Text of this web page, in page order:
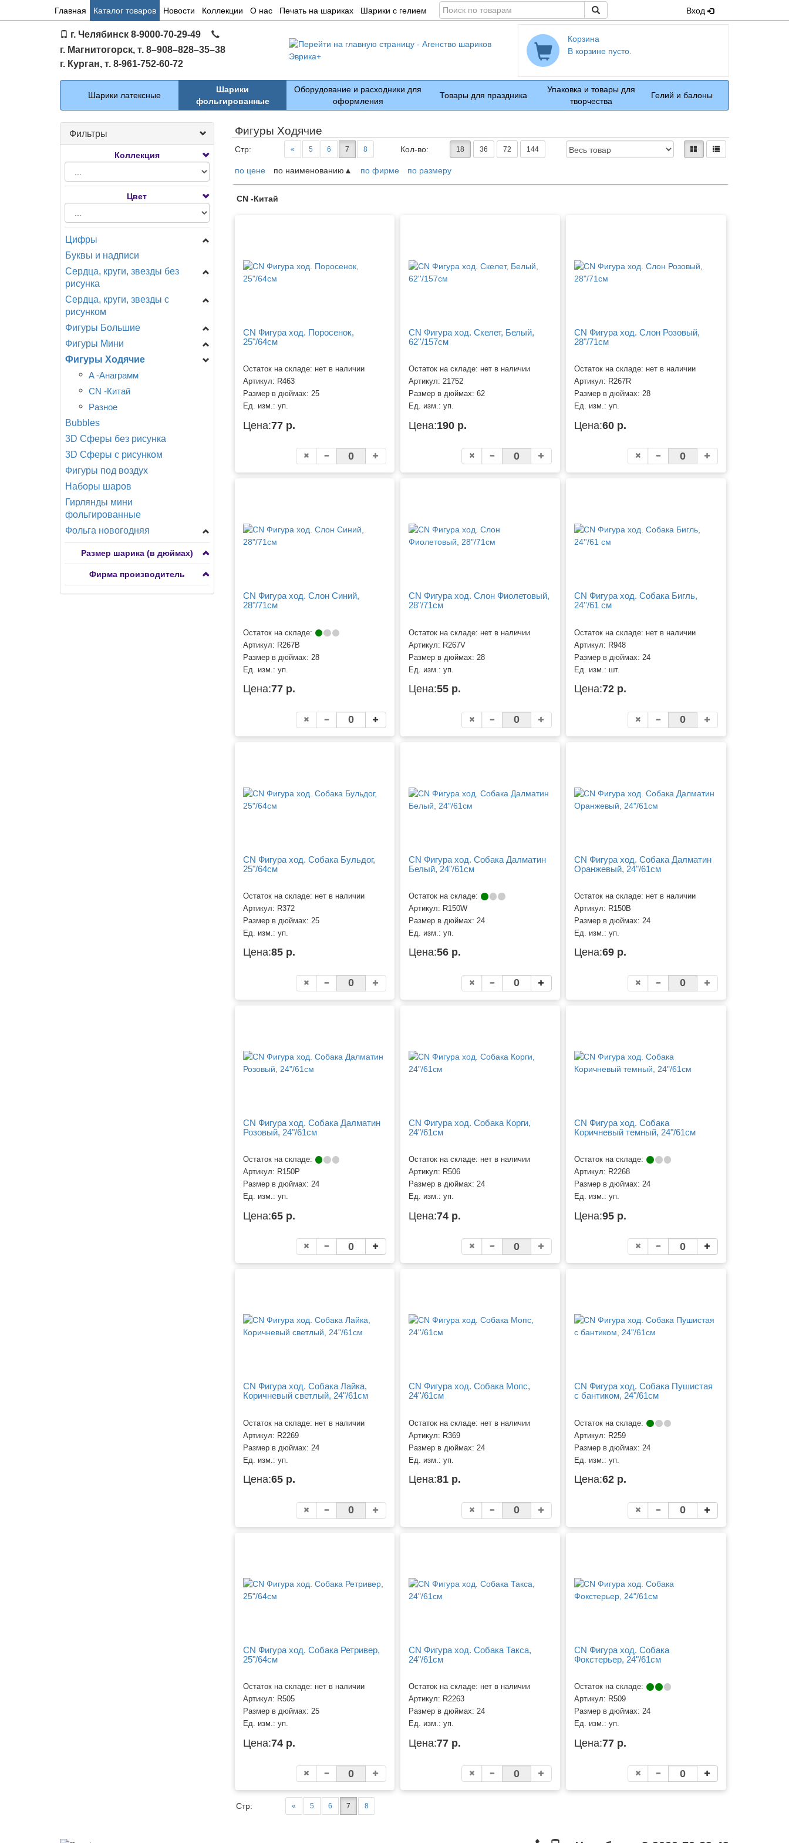
Основное
Главная Каталог товаров Новости Коллекции О нас Печать на шариках Шарики с гелием
Поиск
товарам
Вход
г. Челябинск 8-9000-70-29-49
г. Магнитогорск, т. 8–908–828–35–38
г. Курган, т. 8-961-752-60-72
Корзина
В корзине пусто.
Каталог
Шарики латексные
Шарики
фольгированные
Оборудование и расходники для
оформления
Товары для праздника
Упаковка и товары для
творчества
Гелий и балоны
Фильтры
Коллекция
Цвет
Цифры
Цифры Мини
Цифры на подставке
A - Анаграмм (США)
AG - Agura
(ИСПАНИЯ)
CTI - США
GR - Италия
CN - Китай
Разное
Буквы и надписи
Сердца, круги, звезды без
рисунка
Звезды
Сердца
Круги
Специальные
Сердца, круги, звезды с
рисунком
День Рождения
Новорождённым
Разное
Любовь, свадьба.
Детская тематика,
мультфильмы.
События, праздники.
Смайлы, улыбки.
Поздравляю!
Фигуры Большие
Головы
Девочки, мальчики...
День рождения
Еда, напитки
Животные
Любовь, свадьба
Морские обитатели
Мультфильмы, сказки ...
Новорождённые
Птицы, насекомые
Разное
Растения
Транспорт
Фигуры Мини
Shake, шар с ручкой
Головы
Девочки, мальчики
Динозавры, драконы
Еда, напитки
Животные
Мультфильмы
Новорожденные
Подводный мир
Птицы, бабочки,
насекомые
Разное
Растения
Сердца, круги, звезды с
рисунком 7-15"
Фигуры Ходячие
A -Анаграмм
CN -Китай
Разное
Bubbles
3D Сферы без рисунка
3D Сферы с рисунком
Фигуры под воздух
Наборы шаров
Гирлянды мини
фольгированные
Фольга новогодняя
Фигуры мини
Фигуры большие
Сердца, круги, звезды,
Размер шарика (в дюймах)
Фирма производитель
Фигуры Ходячие
Стр: « 5 6 7 8 Кол-во: 18 36 72 144
Доступность: Вид:плиткамирядами
по цене по наименованию по фирме по размеру
Товары
CN -Китай
CN Фигура ход. Поросенок,
25"/64см
Остаток на складе: нет в наличии
Артикул: R463
Размер в дюймах: 25
Ед. изм.: уп.
Цена:77 р.
CN Фигура ход. Скелет, Белый,
62''/157см
Остаток на складе: нет в наличии
Артикул: 21752
Размер в дюймах: 62
Ед. изм.: уп.
Цена:190 р.
CN Фигура ход. Слон Розовый,
28"/71см
Остаток на складе: нет в наличии
Артикул: R267R
Размер в дюймах:28
Ед. изм.:уп.
Цена:60 р.
CN Фигура ход. Слон Синий,
28"/71см
Остаток на складе:
Артикул: R267B
Размер в дюймах: 28
Ед. изм.: уп.
Цена:77 р.
CN Фигура ход. Слон Фиолетовый,
28"/71см
Остаток на складе: нет в наличии
Артикул: R267V
Размер в дюймах: 28
Ед. изм.: уп.
Цена:55 р.
CN Фигура ход. Собака Бигль,
24''/61 см
Остаток на складе: нет в наличии
Артикул: R948
Размер в дюймах: 24
Ед. изм.: шт.
Цена:72 р.
CN Фигура ход. Собака Бульдог,
25"/64см
Остаток на складе: нет в наличии
Артикул: R372
Размер в дюймах: 25
Ед. изм.: уп.
Цена:85 р.
CN Фигура ход. Собака Далматин
Белый, 24"/61см
Остаток на складе:
Артикул: R150W
Размер в дюймах: 24
Ед. изм.: уп.
Цена:56 р.
CN Фигура ход. Собака Далматин
Оранжевый, 24"/61см
Остаток на складе: нет в наличии
Артикул: R150B
Размер в дюймах:24
Ед. изм.:уп.
Цена:69 р.
CN Фигура ход. Собака Далматин
Розовый, 24"/61см
Остаток на складе:
Артикул: R150P
Размер в дюймах: 24
Ед. изм.: уп.
Цена:65 р.
CN Фигура ход. Собака Корги,
24"/61см
Остаток на складе: нет в наличии
Артикул: R506
Размер в дюймах: 24
Ед. изм.: уп.
Цена:74 р.
CN Фигура ход. Собака
Коричневый темный, 24"/61см
Остаток на складе:
Артикул: R2268
Размер в дюймах:24
Ед. изм.:уп.
Цена:95 р.
CN Фигура ход. Собака Лайка,
Коричневый светлый, 24"/61см
Остаток на складе: нет в наличии
Артикул: R2269
Размер в дюймах: 24
Ед. изм.: уп.
Цена:65 р.
CN Фигура ход. Собака Мопс,
24''/61см
Остаток на складе: нет в наличии
Артикул: R369
Размер в дюймах: 24
Ед. изм.: уп.
Цена:81 р.
CN Фигура ход. Собака Пушистая
с бантиком, 24"/61см
Остаток на складе:
Артикул: R259
Размер в дюймах: 24
Ед. изм.:уп.
Цена:62 р.
CN Фигура ход. Собака Ретривер,
25"/64см
Остаток на складе: нет в наличии
Артикул: R505
Размер в дюймах: 25
Ед. изм.: уп.
Цена:74 р.
CN Фигура ход. Собака Такса,
24"/61см
Остаток на складе: нет в наличии
Артикул: R2263
Размер в дюймах: 24
Ед. изм.: уп.
Цена:77 р.
CN Фигура ход. Собака
Фокстерьер, 24"/61см
Остаток на складе:
Артикул: R509
Размер в дюймах:24
Ед. изм.:уп.
Цена:77 р.
Стр: « 5 6 7 8